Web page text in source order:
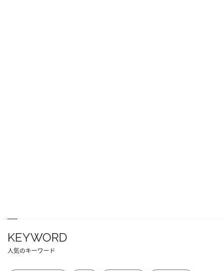
KEYWORD
人気のキーワード